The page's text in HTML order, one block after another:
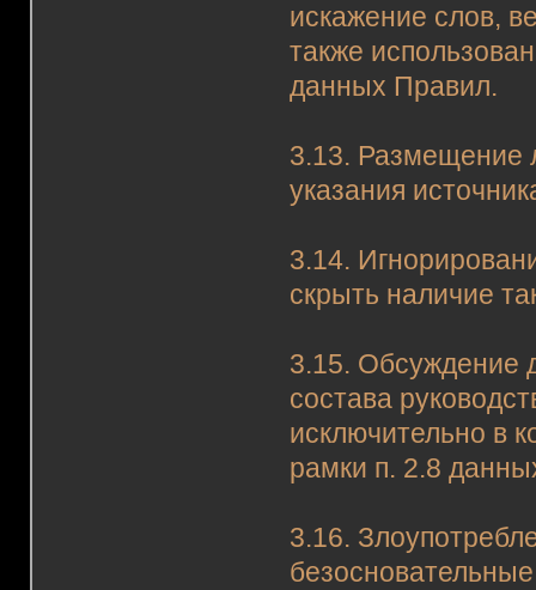
искажение слов,
также
данных Правил.
3.13. Размещение
указания
3.14.
скрыть наличие
3.15. Обсуждение
состава
исключительно в
рамки п. 2.8
3.16.